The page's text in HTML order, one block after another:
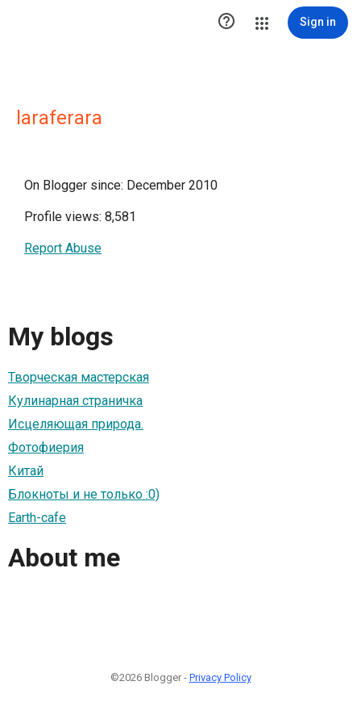
 Sign in
laraferara
On Blogger since: December 2010
Profile views: 8,581
Report Abuse
My blogs
Творческая мастерская
Кулинарная страничка
Исцеляющая природа.
Фотофиерия
Китай
Блокноты и не только :0)
Earth-cafe
About me
©2026 Blogger - Privacy Policy